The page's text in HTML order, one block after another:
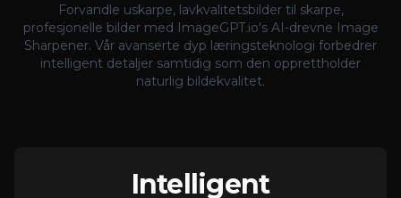
Forvandle uskarpe, lavkvalitetsbilder til skarpe,
profesjonelle bilder med ImageGPT.io's AI-drevne Image
Sharpener. Vår avanserte dyp læringsteknologi forbedrer
intelligent detaljer samtidig som den opprettholder
naturlig bildekvalitet.
Intelligent